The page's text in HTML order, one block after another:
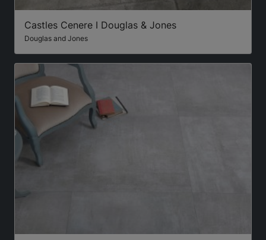
Castles Cenere I Douglas & Jones
Douglas and Jones